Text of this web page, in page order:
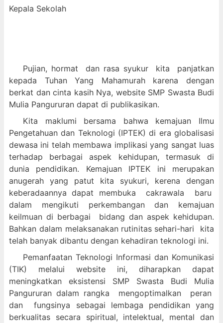
Kepala Sekolah
Pujian, hormat dan rasa syukur kita panjatkan
kepada Tuhan Yang Mahamurah karena dengan
berkat dan cinta kasih Nya, website SMP Swasta Budi
Mulia Pangururan dapat di publikasikan.
Kita maklumi bersama bahwa kemajuan Ilmu
Pengetahuan dan Teknologi (IPTEK) di era globalisasi
dewasa ini telah membawa implikasi yang sangat luas
terhadap berbagai aspek kehidupan, termasuk di
dunia pendidikan. Kemajuan IPTEK ini merupakan
anugerah yang patut kita syukuri, kerena dengan
keberadaannya dapat membuka cakrawala baru
dalam mengikuti perkembangan dan kemajuan
keilmuan di berbagai bidang dan aspek kehidupan.
Bahkan dalam melaksanakan rutinitas sehari-hari kita
telah banyak dibantu dengan kehadiran teknologi ini.
Pemanfaatan Teknologi Informasi dan Komunikasi
(TIK) melalui website ini, diharapkan dapat
meningkatkan eksistensi SMP Swasta Budi Mulia
Pangururan dalam rangka mengoptimalkan peran
dan fungsinya sebagai lembaga pendidikan yang
berkualitas secara spiritual, intelektual, mental dan